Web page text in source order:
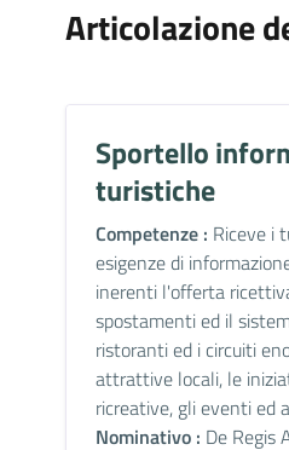
Articolazione
Sportello
turistiche
Competenze : Riceve i
esigenze di
inerenti l'offerta
spostamenti ed il
ristoranti ed i circuiti
attrattive locali, le
ricreative, gli eventi ed
Nominativo : De Regis